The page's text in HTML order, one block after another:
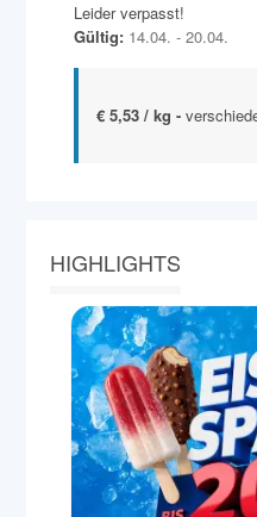
Leider verpasst!
Gültig: 14.04. - 20.04.
€ 5,53 / kg -
HIGHLIGHTS